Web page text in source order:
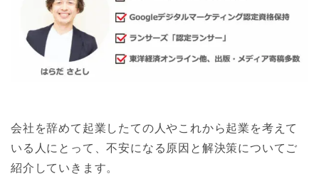
会社を辞めて起業したての人やこれから起業を考えて
いる人にとって、不安になる原因と解決策についてご
紹介していきます。